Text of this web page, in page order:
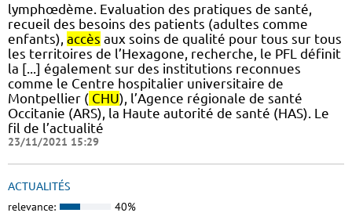
lymphœdème. Evaluation des pratiques de santé,
recueil des besoins des patients (adultes comme
enfants), accès aux soins de qualité pour tous sur tous
les territoires de l’Hexagone, recherche, le PFL définit
la [...] également sur des institutions reconnues
comme le Centre hospitalier universitaire de
Montpellier ( CHU), l’Agence régionale de santé
Occitanie (ARS), la Haute autorité de santé (HAS). Le
fil de l’actualité
23/11/2021 15:29
ACTUALITÉS
relevance: 40%